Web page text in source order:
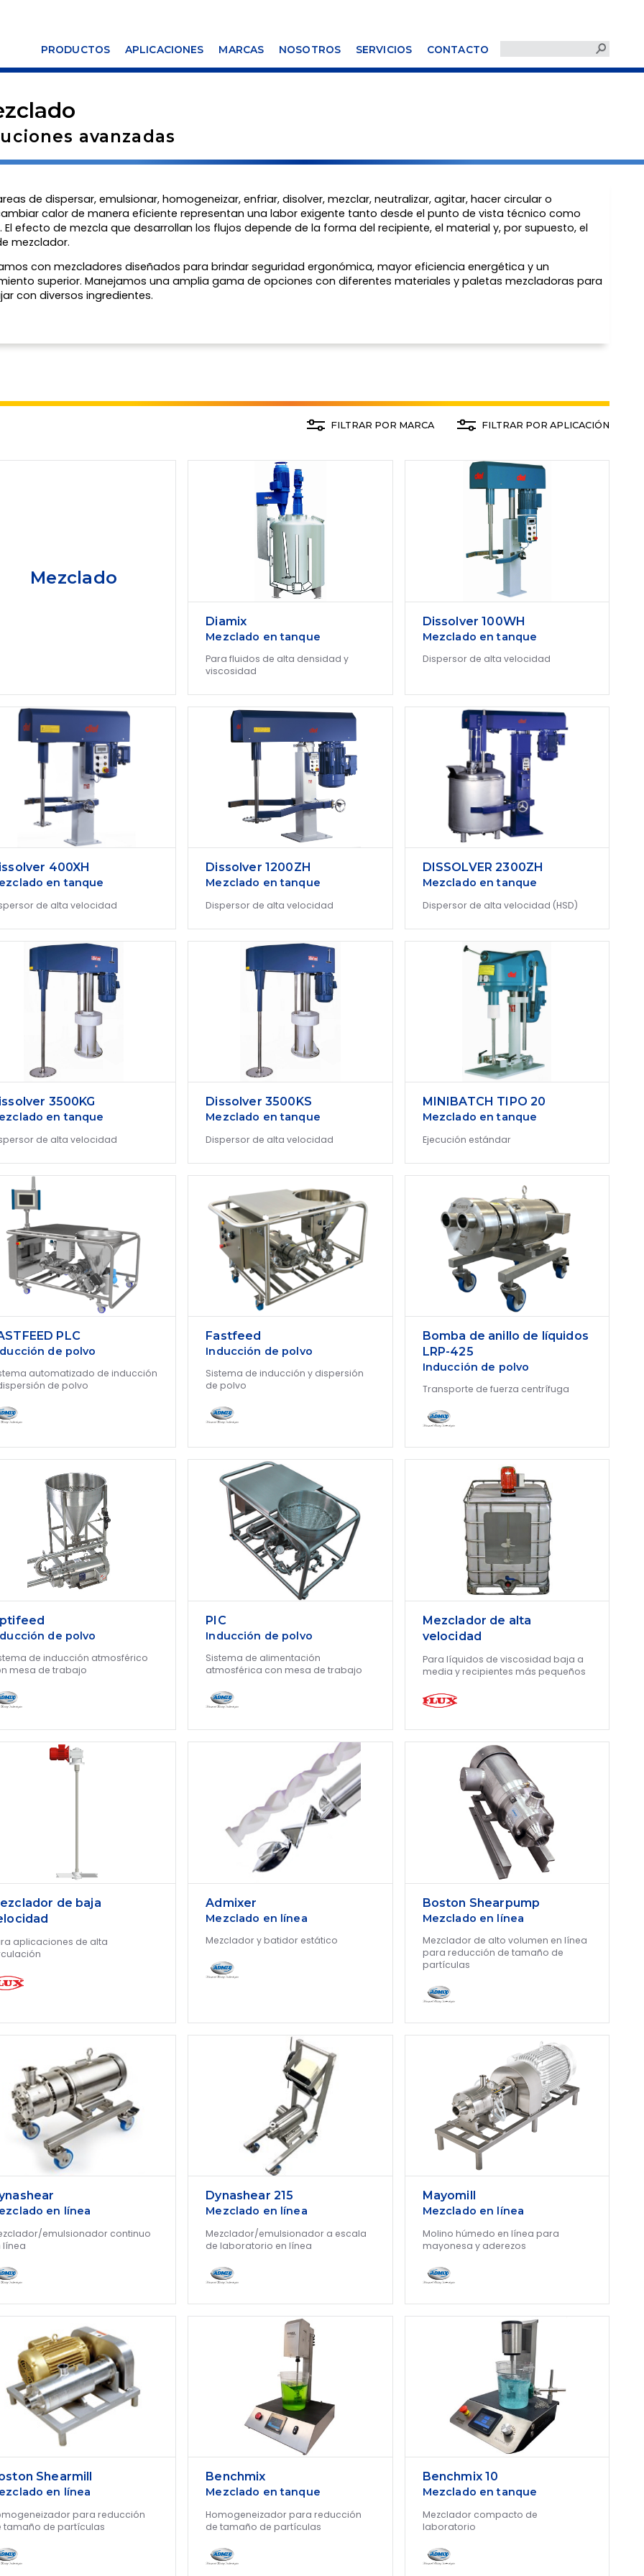
PRODUCTOS APLICACIONES MARCAS NOSOTROS SERVICIOS CONTACTO
avanzadas
de dispersar, emulsionar, homogeneizar, enfriar, disolver, mezclar, neutralizar, agitar, hacer circular o
calor de manera eficiente representan una labor exigente tanto desde el punto de vista técnico como
El efecto de mezcla que desarrollan los flujos depende de la forma del recipiente, el material y, por supuesto, el
mezclador.
con mezcladores diseñados para brindar seguridad ergonómica, mayor eficiencia energética y un
superior. Manejamos una amplia gama de opciones con diferentes materiales y paletas mezcladoras para
con diversos ingredientes.
FILTRAR POR MARCA FILTRAR POR APLICACIÓN
Mezclado
Diamix
Mezclado en tanque
Para fluidos de alta densidad y
viscosidad
Dissolver 100WH
Mezclado en tanque
Dispersor de alta velocidad
400XH
en tanque
de alta velocidad
Dissolver 1200ZH
Mezclado en tanque
Dispersor de alta velocidad
DISSOLVER 2300ZH
Mezclado en tanque
Dispersor de alta velocidad (HSD)
3500KG
en tanque
de alta velocidad
Dissolver 3500KS
Mezclado en tanque
Dispersor de alta velocidad
MINIBATCH TIPO 20
Mezclado en tanque
Ejecución estándar
PLC
de polvo
automatizado de inducción
de polvo
Fastfeed
Inducción de polvo
Sistema de inducción y dispersión
de polvo
Bomba de anillo de líquidos
LRP-425
Inducción de polvo
Transporte de fuerza centrífuga
de polvo
de inducción atmosférico
mesa de trabajo
PIC
Inducción de polvo
Sistema de alimentación
atmosférica con mesa de trabajo
Mezclador de alta
velocidad
Para líquidos de viscosidad baja a
media y recipientes más pequeños
de baja
aplicaciones de alta
Admixer
Mezclado en línea
Mezclador y batidor estático
Boston Shearpump
Mezclado en línea
Mezclador de alto volumen en línea
para reducción de tamaño de
partículas
en línea
emulsionador continuo
línea
Dynashear 215
Mezclado en línea
Mezclador/emulsionador a escala
de laboratorio en línea
Mayomill
Mezclado en línea
Molino húmedo en línea para
mayonesa y aderezos
Shearmill
en línea
para reducción
tamaño de partículas
Benchmix
Mezclado en tanque
Homogeneizador para reducción
de tamaño de partículas
Benchmix 10
Mezclado en tanque
Mezclador compacto de
laboratorio